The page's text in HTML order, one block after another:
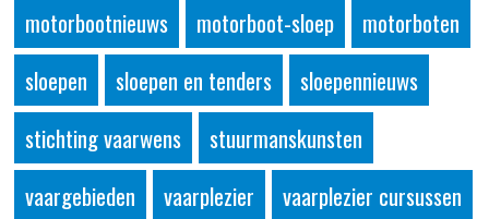
motorbootnieuws
motorboot-sloep
motorboten
sloepen
sloepen en tenders
sloepennieuws
stichting vaarwens
stuurmanskunsten
vaargebieden
vaarplezier
vaarplezier cursussen